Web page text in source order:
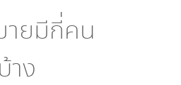
ายมีกี่คน
าง